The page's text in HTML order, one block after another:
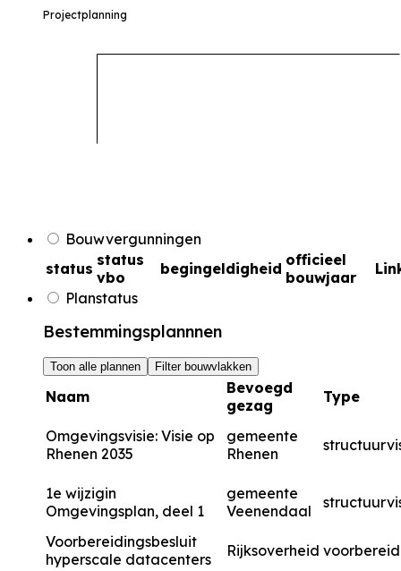
Projectplanning
Bouwvergunningen
status status
vbo
begingeldigheid officieel
bouwjaar
Planstatus
Bestemmingsplannnen
Toon alle plannen Filter bouwvlakken
Naam
Bevoegd
gezag
Type
Omgevingsvisie: Visie op
Rhenen 2035
gemeente
Rhenen
1e wijzigin
Omgevingsplan, deel 1
gemeente
Veenendaal
Voorbereidingsbesluit
hyperscale datacenters
Rijksoverheid